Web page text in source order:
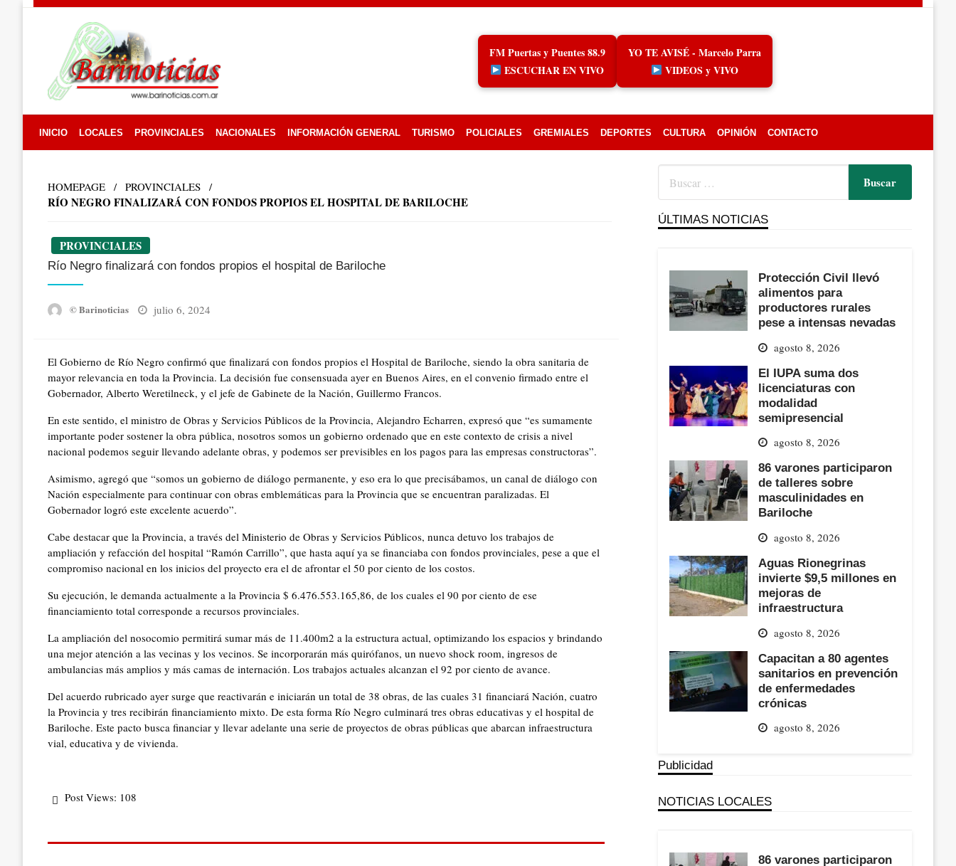
FM Puertas y Puentes 88.9
ESCUCHAR EN VIVO
YO TE AVISÉ - Marcelo Parra
VIDEOS y VIVO
INICIO LOCALES PROVINCIALES NACIONALES INFORMACIÓN GENERAL TURISMO POLICIALES GREMIALES DEPORTES CULTURA OPINIÓN CONTACTO
HOMEPAGE PROVINCIALES
RÍO NEGRO FINALIZARÁ CON FONDOS PROPIOS EL HOSPITAL DE BARILOCHE
PROVINCIALES
Río Negro finalizará con fondos propios el hospital de Bariloche
© Barinoticias
Posted
julio 6, 2024
El Gobierno de Río Negro confirmó que finalizará con fondos propios el Hospital de Bariloche, siendo la obra sanitaria de
mayor relevancia en toda la Provincia. La decisión fue consensuada ayer en Buenos Aires, en el convenio firmado entre el
Gobernador, Alberto Weretilneck, y el jefe de Gabinete de la Nación, Guillermo Francos.
En este sentido, el ministro de Obras y Servicios Públicos de la Provincia, Alejandro Echarren, expresó que “es sumamente
importante poder sostener la obra pública, nosotros somos un gobierno ordenado que en este contexto de crisis a nivel
nacional podemos seguir llevando adelante obras, y podemos ser previsibles en los pagos para las empresas constructoras”.
Asimismo, agregó que “somos un gobierno de diálogo permanente, y eso era lo que precisábamos, un canal de diálogo con
Nación especialmente para continuar con obras emblemáticas para la Provincia que se encuentran paralizadas. El
Gobernador logró este excelente acuerdo”.
Cabe destacar que la Provincia, a través del Ministerio de Obras y Servicios Públicos, nunca detuvo los trabajos de
ampliación y refacción del hospital “Ramón Carrillo”, que hasta aquí ya se financiaba con fondos provinciales, pese a que el
compromiso nacional en los inicios del proyecto era el de afrontar el 50 por ciento de los costos.
Su ejecución, le demanda actualmente a la Provincia $ 6.476.553.165,86, de los cuales el 90 por ciento de ese
financiamiento total corresponde a recursos provinciales.
La ampliación del nosocomio permitirá sumar más de 11.400m2 a la estructura actual, optimizando los espacios y brindando
una mejor atención a las vecinas y los vecinos. Se incorporarán más quirófanos, un nuevo shock room, ingresos de
ambulancias más amplios y más camas de internación. Los trabajos actuales alcanzan el 92 por ciento de avance.
Del acuerdo rubricado ayer surge que reactivarán e iniciarán un total de 38 obras, de las cuales 31 financiará Nación, cuatro
la Provincia y tres recibirán financiamiento mixto. De esta forma Río Negro culminará tres obras educativas y el hospital de
Bariloche. Este pacto busca financiar y llevar adelante una serie de proyectos de obras públicas que abarcan infraestructura
vial, educativa y de vivienda.
Post Views: 108
ÚLTIMAS NOTICIAS
Protección Civil llevó
alimentos para
productores rurales
pese a intensas nevadas
agosto 8, 2026
El IUPA suma dos
licenciaturas con
modalidad
semipresencial
agosto 8, 2026
86 varones participaron
de talleres sobre
masculinidades en
Bariloche
agosto 8, 2026
Aguas Rionegrinas
invierte $9,5 millones en
mejoras de
infraestructura
agosto 8, 2026
Capacitan a 80 agentes
sanitarios en prevención
de enfermedades
crónicas
agosto 8, 2026
Publicidad
NOTICIAS LOCALES
86 varones participaron